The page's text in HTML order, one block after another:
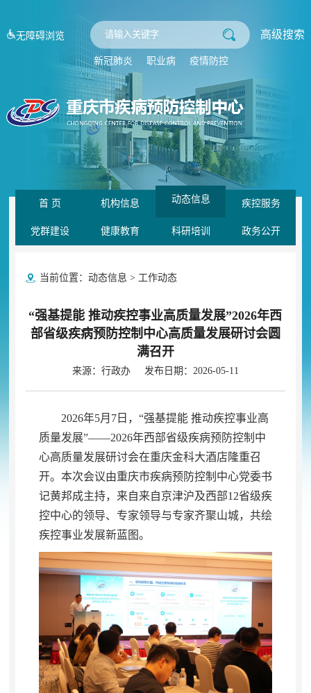
无障碍浏览 高级搜索
新冠肺炎 职业病 疫情防控
首 页 机构信息 动态信息 疾控服务
党群建设 健康教育 科研培训 政务公开
当前位置： 动态信息 > 工作动态
“强基提能 推动疾控事业高质量发展”2026年西
部省级疾病预防控制中心高质量发展研讨会圆
满召开
来源：行政办 发布日期：2026-05-11
2026年5月7日 ， “强基提能 推动疾控事业高
质量发展”——2026年西部省级疾病预防控制中
心高质量发展研讨会在重庆金科大酒店隆重召
开。本次会议由重庆市疾病预防控制中心党委书
记黄邦成主持， 来自来自京津沪及西部12省级疾
控中心的领导、专家领导与专家齐聚山城，共绘
疾控事业发展新蓝图。